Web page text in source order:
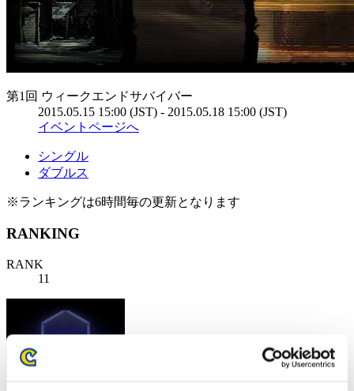
第1回 ウィークエンドサバイバー
2015.05.15 15:00 (JST) - 2015.05.18 15:00 (JST)
イベントページへ
シングル
ダブルス
※ランキングは6時間毎の更新となります
RANKING
RANK
11